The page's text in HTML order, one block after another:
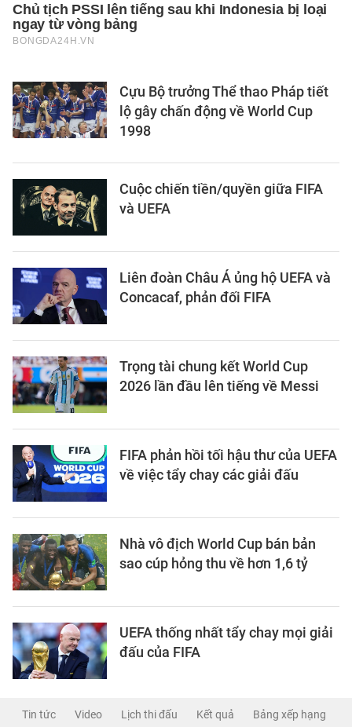
Cựu Bộ trưởng Thể thao Pháp tiết
lộ gây chấn động về World Cup
1998
Cuộc chiến tiền/quyền giữa FIFA
và UEFA
Liên đoàn Châu Á ủng hộ UEFA và
Concacaf, phản đối FIFA
Trọng tài chung kết World Cup
2026 lần đầu lên tiếng về Messi
FIFA phản hồi tối hậu thư của UEFA
về việc tẩy chay các giải đấu
Nhà vô địch World Cup bán bản
sao cúp hỏng thu về hơn 1,6 tỷ
UEFA thống nhất tẩy chay mọi giải
đấu của FIFA
Tin tức Video Lịch thi đấu Kết quả Bảng xếp hạng